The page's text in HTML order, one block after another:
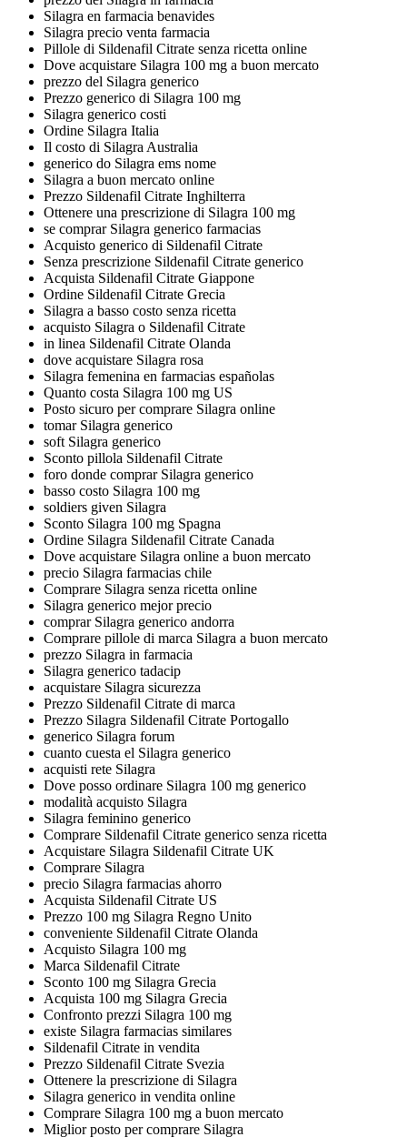
Silagra en farmacia benavides
Silagra precio venta farmacia
Pillole di Sildenafil Citrate senza ricetta online
Dove acquistare Silagra 100 mg a buon mercato
prezzo del Silagra generico
Prezzo generico di Silagra 100 mg
Silagra generico costi
Ordine Silagra Italia
Il costo di Silagra Australia
generico do Silagra ems nome
Silagra a buon mercato online
Prezzo Sildenafil Citrate Inghilterra
Ottenere una prescrizione di Silagra 100 mg
se comprar Silagra generico farmacias
Acquisto generico di Sildenafil Citrate
Senza prescrizione Sildenafil Citrate generico
Acquista Sildenafil Citrate Giappone
Ordine Sildenafil Citrate Grecia
Silagra a basso costo senza ricetta
acquisto Silagra o Sildenafil Citrate
in linea Sildenafil Citrate Olanda
dove acquistare Silagra rosa
Silagra femenina en farmacias españolas
Quanto costa Silagra 100 mg US
Posto sicuro per comprare Silagra online
tomar Silagra generico
soft Silagra generico
Sconto pillola Sildenafil Citrate
foro donde comprar Silagra generico
basso costo Silagra 100 mg
soldiers given Silagra
Sconto Silagra 100 mg Spagna
Ordine Silagra Sildenafil Citrate Canada
Dove acquistare Silagra online a buon mercato
precio Silagra farmacias chile
Comprare Silagra senza ricetta online
Silagra generico mejor precio
comprar Silagra generico andorra
Comprare pillole di marca Silagra a buon mercato
prezzo Silagra in farmacia
Silagra generico tadacip
acquistare Silagra sicurezza
Prezzo Sildenafil Citrate di marca
Prezzo Silagra Sildenafil Citrate Portogallo
generico Silagra forum
cuanto cuesta el Silagra generico
acquisti rete Silagra
Dove posso ordinare Silagra 100 mg generico
modalità acquisto Silagra
Silagra feminino generico
Comprare Sildenafil Citrate generico senza ricetta
Acquistare Silagra Sildenafil Citrate UK
Comprare Silagra
precio Silagra farmacias ahorro
Acquista Sildenafil Citrate US
Prezzo 100 mg Silagra Regno Unito
conveniente Sildenafil Citrate Olanda
Acquisto Silagra 100 mg
Marca Sildenafil Citrate
Sconto 100 mg Silagra Grecia
Acquista 100 mg Silagra Grecia
Confronto prezzi Silagra 100 mg
existe Silagra farmacias similares
Sildenafil Citrate in vendita
Prezzo Sildenafil Citrate Svezia
Ottenere la prescrizione di Silagra
Silagra generico in vendita online
Comprare Silagra 100 mg a buon mercato
Miglior posto per comprare Silagra